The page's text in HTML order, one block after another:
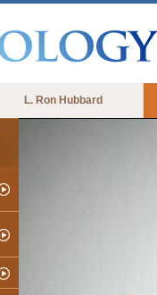
L. Ron Hubbard